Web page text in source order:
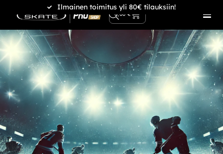
Ilmainen toimitus yli 80€ tilauksiin!
0,00 €
0